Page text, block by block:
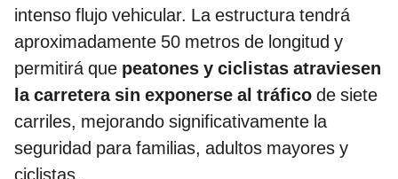
intenso flujo vehicular. La estructura tendrá
aproximadamente 50 metros de longitud y
permitirá que peatones y ciclistas atraviesen
la carretera sin exponerse al tráfico de siete
carriles, mejorando significativamente la
seguridad para familias, adultos mayores y
ciclistas.